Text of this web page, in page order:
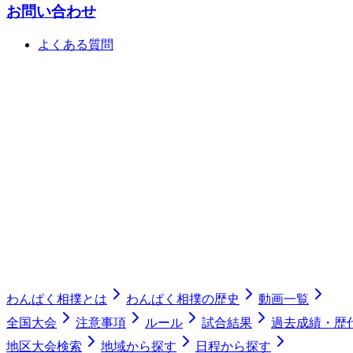
お問い合わせ
よくある質問
わんぱく相撲とは わんぱく相撲の歴史
動画一覧
全国大会
注意事項 ルール 試合結果
過去成績・歴
地区大会検索
地域から探す 日程から探す